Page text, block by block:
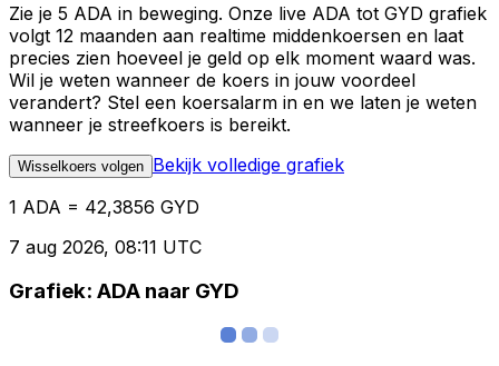
Zie je 5 ADA in beweging. Onze live ADA tot GYD grafiek
volgt 12 maanden aan realtime middenkoersen en laat
precies zien hoeveel je geld op elk moment waard was.
Wil je weten wanneer de koers in jouw voordeel
verandert? Stel een koersalarm in en we laten je weten
wanneer je streefkoers is bereikt.
Wisselkoers volgen Bekijk volledige grafiek
1 ADA = 42,3856 GYD
7 aug 2026, 08:11 UTC
Grafiek: ADA naar GYD